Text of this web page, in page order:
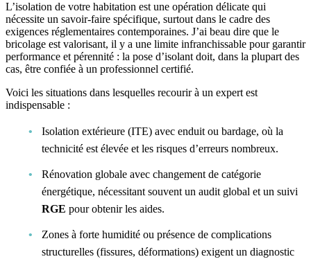
L’isolation de votre habitation est une opération délicate qui
nécessite un savoir-faire spécifique, surtout dans le cadre des
exigences réglementaires contemporaines. J’ai beau dire que le
bricolage est valorisant, il y a une limite infranchissable pour garantir
performance et pérennité : la pose d’isolant doit, dans la plupart des
cas, être confiée à un professionnel certifié.
Voici les situations dans lesquelles recourir à un expert est
indispensable :
Isolation extérieure (ITE) avec enduit ou bardage, où la
technicité est élevée et les risques d’erreurs nombreux.
Rénovation globale avec changement de catégorie
énergétique, nécessitant souvent un audit global et un suivi
RGE pour obtenir les aides.
Zones à forte humidité ou présence de complications
structurelles (fissures, déformations) exigent un diagnostic